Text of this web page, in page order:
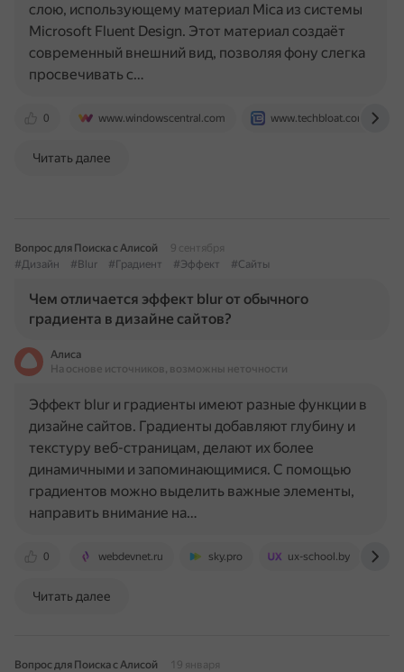
0 www.windowscentral.com www.techbloat.com
слою, использующему материал Mica из системы
Microsoft Fluent Design. Этот материал создаёт
современный внешний вид, позволяя фону слегка
просвечивать с…
Читать далее
Вопрос для Поиска с Алисой
9 сентября
#Дизайн
#Blur #Градиент #Эффект #Сайты
Чем отличается эффект blur от обычного
градиента в дизайне сайтов?
Алиса
На основе источников, возможны неточности
0 webdevnet.ru sky.pro ux-school.by
Эффект blur и градиенты имеют разные функции в
дизайне сайтов. Градиенты добавляют глубину и
текстуру веб-страницам, делают их более
динамичными и запоминающимися. С помощью
градиентов можно выделить важные элементы,
направить внимание на…
Читать далее
Вопрос для Поиска с Алисой
19 января